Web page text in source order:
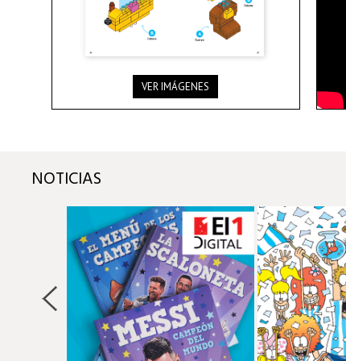
VER IMÁGENES
NOTICIAS